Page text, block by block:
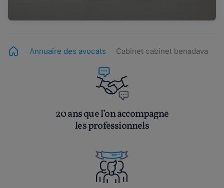
Annuaire des avocats Cabinet cabinet benadava
20 ans que l’on accompagne
les professionnels